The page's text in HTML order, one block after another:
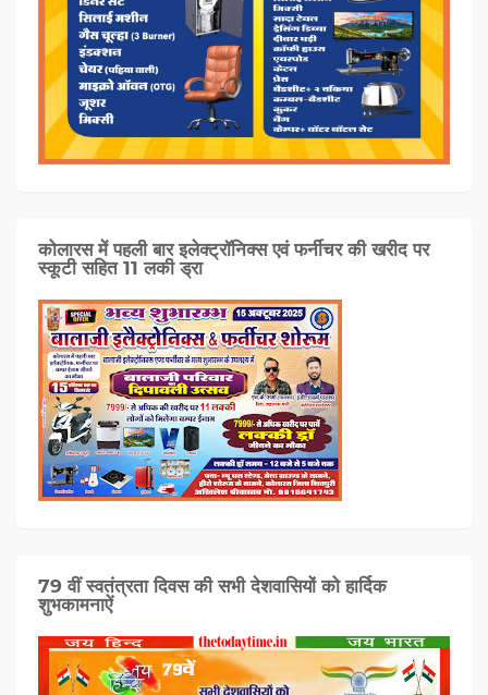
कोलारस में पहली बार इलेक्ट्रॉनिक्स एवं फर्नीचर की खरीद पर
स्कूटी सहित 11 लकी ड्रा
79 वीं स्वतंत्रता दिवस की सभी देशवासियों को हार्दिक
शुभकामनाऐं